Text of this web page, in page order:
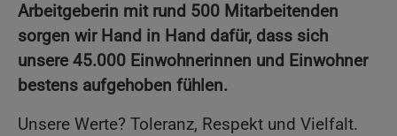
Arbeitgeberin mit rund 500 Mitarbeitenden
sorgen wir Hand in Hand dafür, dass sich
unsere 45.000 Einwohnerinnen und Einwohner
bestens aufgehoben fühlen.
Unsere Werte? Toleranz, Respekt und Vielfalt.